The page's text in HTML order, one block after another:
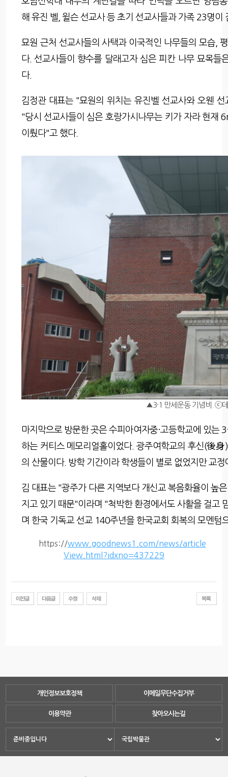
해 유진 벨, 윌슨 선교사 등 초기 선교사들과 가족 23명이
묘원 근처 선교사들의 사택과 이국적인 나무들의 모습,
다. 선교사들이 향수를 달래고자 심은 피칸 나무 묘목들
다.
김정관 대표는 "묘원의 위치는 유진벨 선교사와 오웬
"당시 선교사들이 심은 호랑가시나무는 키가 자라 현재
이뤘다"고 했다.
▲3·1 만세운동 기념비. ⓒ
마지막으로 방문한 곳은 수피아여자중·고등학교에 있는
하는 커티스 메모리얼홀이었다. 광주여학교의 후신(後
의 산물이다. 방학 기간이라 학생들이 별로 없었지만 교
김 대표는 "광주가 다른 지역보다 개신교 복음화율이 높
지고 있기 때문"이라며 "척박한 환경에서도 사활을 걸고
며 한국 기독교 선교 140주년을 한국교회 회복의 모멘텀
https://www.goodnews1.com/news/article
View.html?idxno=437229
개인정보보호정책 이메일무단수집거부
이용약관 찾아오시는길